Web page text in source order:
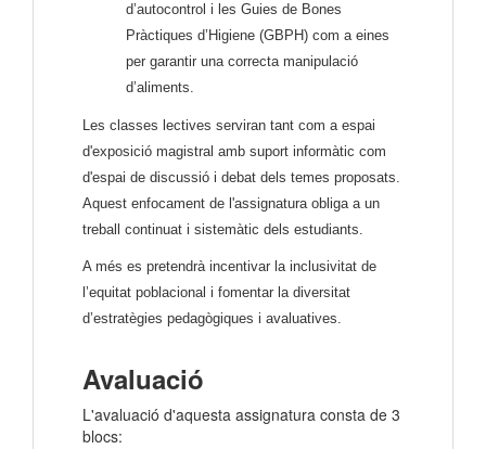
d’autocontrol i les Guies de Bones
Pràctiques d’Higiene (GBPH) com a eines
per garantir una correcta manipulació
d’aliments.
Les classes lectives serviran tant com a espai
d'exposició magistral amb suport informàtic com
d'espai de discussió i debat dels temes proposats.
Aquest enfocament de l'assignatura obliga a un
treball continuat i sistemàtic dels estudiants.
A més es pretendrà incentivar la inclusivitat de
l’equitat poblacional i fomentar la diversitat
d’estratègies pedagògiques i avaluatives.
Avaluació
L'avaluació d'aquesta assignatura consta de 3
blocs: